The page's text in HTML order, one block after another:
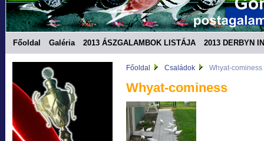
Főoldal Galéria 2013 ÁSZGALAMBOK LISTÁJA
2013 DERBYN
Főoldal Családok Whyat-cominess
Whyat-cominess